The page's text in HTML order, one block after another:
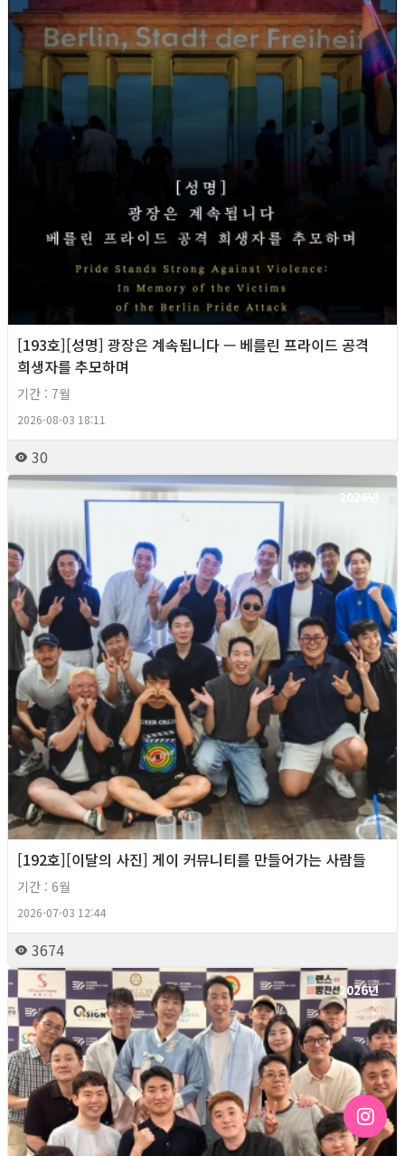
[193호][성명] 광장은 계속됩니다 — 베를린 프라이드 공격
희생자를 추모하며
기간 : 7월
2026-08-03 18:11
30
2026년
[192호][이달의 사진] 게이 커뮤니티를 만들어가는 사람들
기간 : 6월
2026-07-03 12:44
3674
2026년